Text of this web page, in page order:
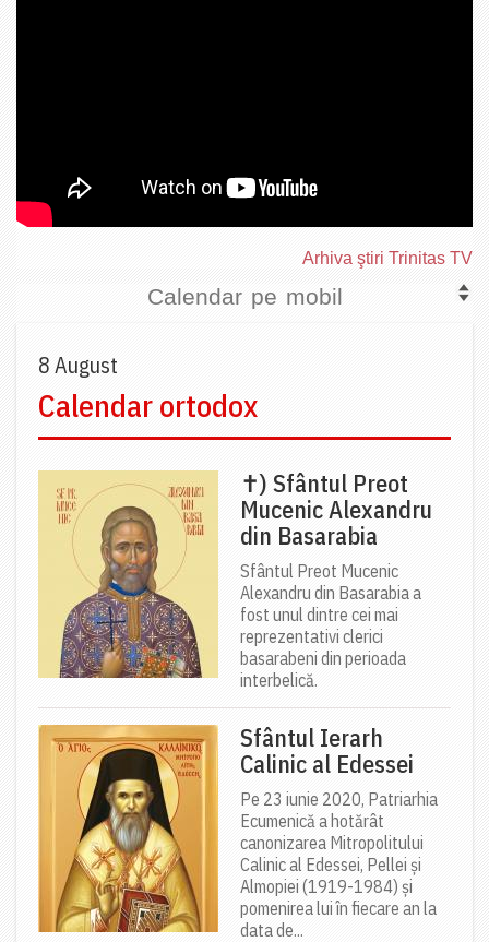
Arhiva ştiri Trinitas TV
Calendar pe mobil
8 August
Calendar ortodox
✝) Sfântul Preot
Mucenic Alexandru
din Basarabia
Sfântul Preot Mucenic
Alexandru din Basarabia a
fost unul dintre cei mai
reprezentativi clerici
basarabeni din perioada
interbelică.
Sfântul Ierarh
Calinic al Edessei
Pe 23 iunie 2020, Patriarhia
Ecumenică a hotărât
canonizarea Mitropolitului
Calinic al Edessei, Pellei și
Almopiei (1919-1984) și
pomenirea lui în fiecare an la
data de...